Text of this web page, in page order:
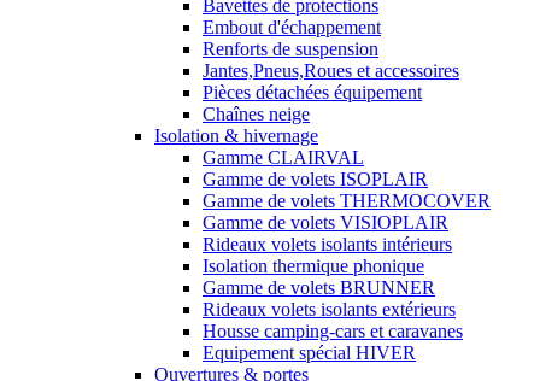
Bavettes de protections
Embout d'échappement
Renforts de suspension
Jantes,Pneus,Roues et accessoires
Pièces détachées équipement
Chaînes neige
Isolation & hivernage
Gamme CLAIRVAL
Gamme de volets ISOPLAIR
Gamme de volets THERMOCOVER
Gamme de volets VISIOPLAIR
Rideaux volets isolants intérieurs
Isolation thermique phonique
Gamme de volets BRUNNER
Rideaux volets isolants extérieurs
Housse camping-cars et caravanes
Equipement spécial HIVER
Ouvertures & portes